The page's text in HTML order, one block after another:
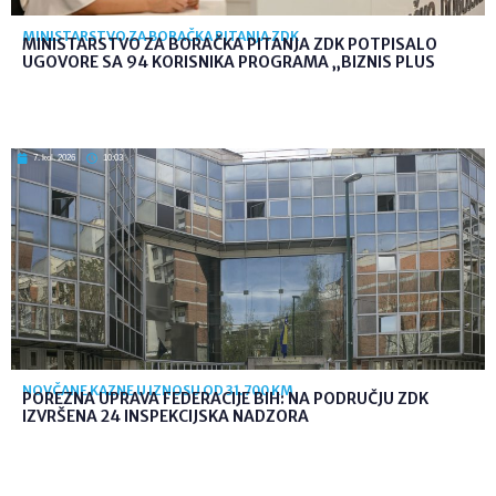
MINISTARSTVO ZA BORAČKA PITANJA ZDK
MINISTARSTVO ZA BORAČKA PITANJA ZDK POTPISALO
UGOVORE SA 94 KORISNIKA PROGRAMA „BIZNIS PLUS
7. kol. 2026 10:03
NOVČANE KAZNE U IZNOSU OD 31.700 KM
POREZNA UPRAVA FEDERACIJE BIH: NA PODRUČJU ZDK
IZVRŠENA 24 INSPEKCIJSKA NADZORA